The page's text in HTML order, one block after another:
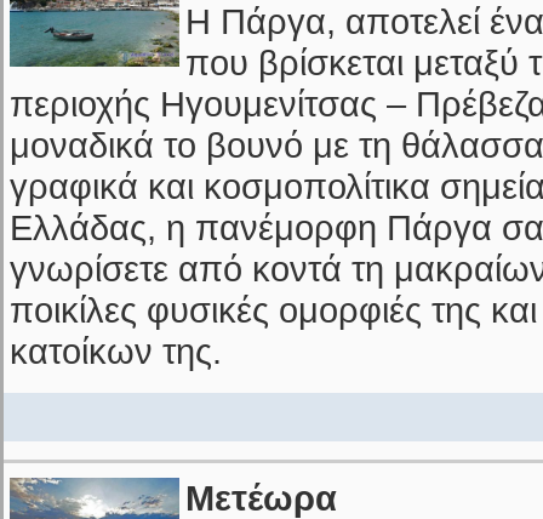
Η Πάργα, αποτελεί
που βρίσκεται
περιοχής Ηγουμενίτσας –
μοναδικά το βουνό με τη
γραφικά και κοσμοπολίτικα
Ελλάδας, η πανέμορφη Πάργα
γνωρίσετε από κοντά τη
ποικίλες φυσικές ομορφιές της
κατοίκων της.
Μετέωρα